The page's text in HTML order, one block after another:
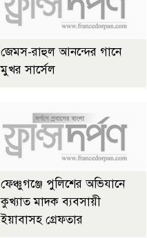
জেমস-রাহুল আনন্দের গানে
মুখর সার্সেল
ফেঞ্চুগঞ্জে পুলিশের অভিযানে
কুখ্যাত মাদক ব্যবসায়ী
ইয়াবাসহ গ্রেফতার